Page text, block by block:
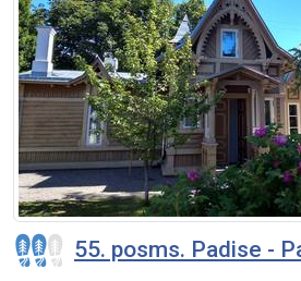
55. posms. Padise -